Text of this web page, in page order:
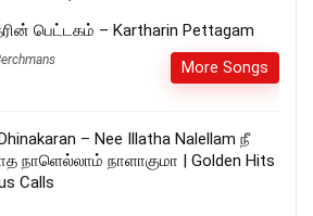
பெட்டகம் – Kartharin Pettagam
More Songs
– Nee Illatha Nalellam நீ
நாளெல்லாம் நாளாகுமா | Golden Hits
Calls